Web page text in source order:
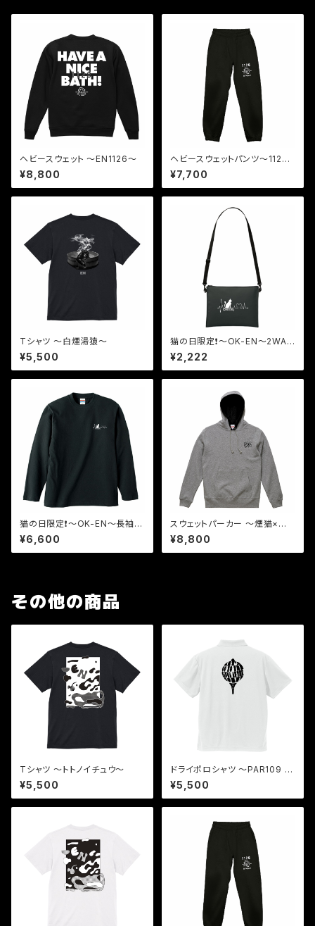
ヘビースウェット 〜EN1126〜
¥8,800
ヘビースウェットパンツ〜112
6〜
¥7,700
Tシャツ 〜白煙湯猿〜
¥5,500
猫の日限定❗️〜OK-EN〜2WAY
サコッシュ
¥2,222
猫の日限定❗️〜OK-EN〜長袖シ
ャツ
¥6,600
スウェットパーカー 〜煙猫×灰
穿爪〜
¥8,800
その他の商品
Tシャツ 〜トトノイチュウ〜
¥5,500
ドライポロシャツ 〜PAR109 3
H〜
¥5,500